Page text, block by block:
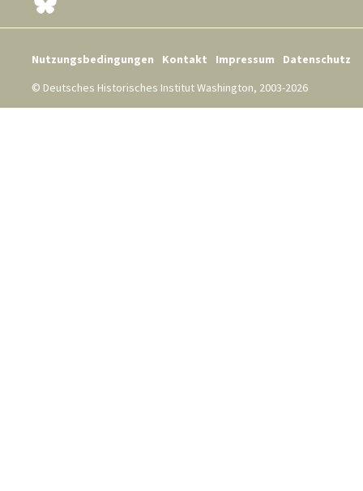
Nutzungsbedingungen Kontakt Impressum
Datenschutz
© Deutsches Historisches Institut Washington, 2003-2026